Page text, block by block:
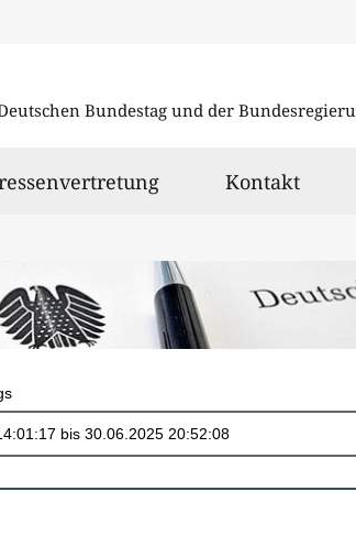
Bundestag und der
Kontakt